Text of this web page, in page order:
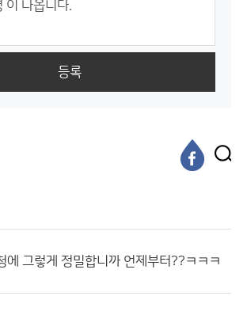
등록
에 그렇게 정밀합니까 언제부터??ㅋㅋㅋ